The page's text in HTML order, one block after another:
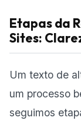
Etapas da
Sites:
Um texto de
um processo
seguimos